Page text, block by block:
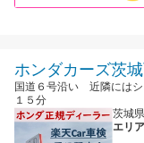
ホンダカーズ茨
国道６号沿い 近隣には
１５分
茨城
エリ